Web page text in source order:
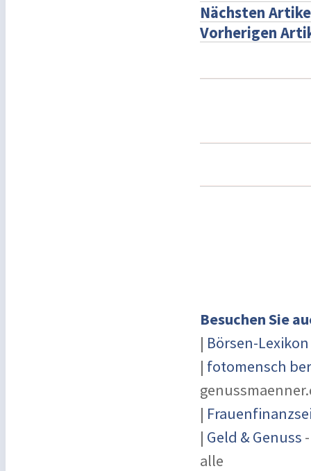
Nächsten
Vorherigen
Besuchen Sie
| Börsen-Lexikon
| fotomensch
|
| Geld & Genuss
alle